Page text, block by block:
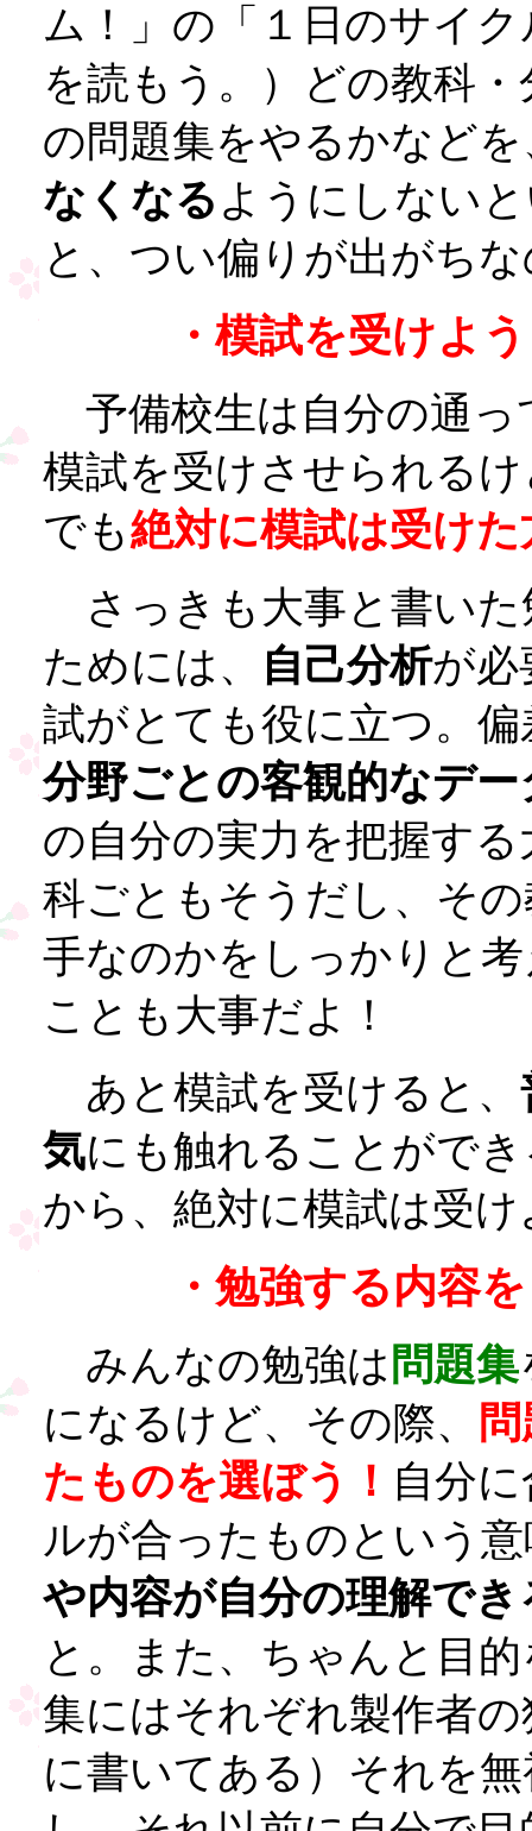
ム！」の「１日のサイ
を読もう。）どの教科
の問題集をやるかなど
なくなる ようにしない
と、つい偏りが出がち
・模試を受けよ
予備校生は自分の通っ
模試を受けさせられる
でも絶対に模試は受け
さっきも大事と書いた
ためには、
自己分析が必
試がとても役に立つ。
分野ごとの客観的なデー
の自分の実力を把握す
科ごともそうだし、そ
手なのかをしっかりと
ことも大事だよ！
あと模試を受けると、
気にも触れることがで
から、絶対に模試は受け
・勉強する内容
みんなの勉強は 問題集
になるけど、その際、
たものを選ぼう！ 自分
ルが合ったものという
や内容が自分の理解で
と。また、ちゃんと目
集にはそれぞれ製作者
に書いてある）それを